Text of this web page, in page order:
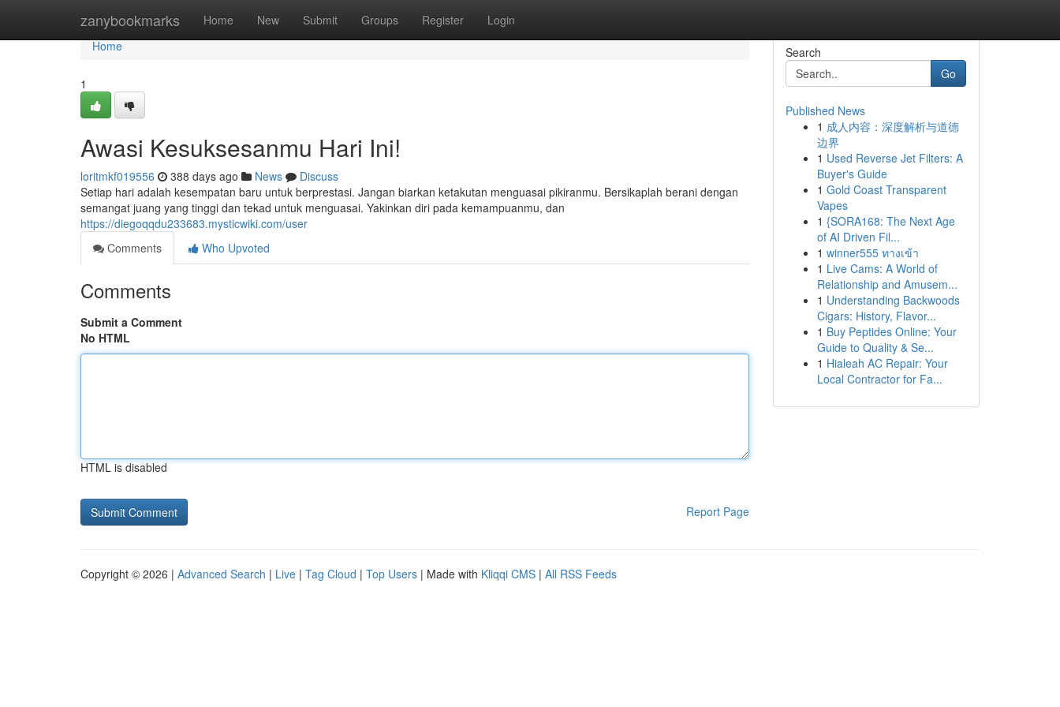
zanybookmarks Home New Submit Groups Register Login
Home
Home
1
Awasi Kesuksesanmu Hari Ini!
loritmkf019556 388 days ago News
Discuss
Setiap hari adalah kesempatan baru untuk berprestasi. Jangan biarkan ketakutan menguasai pikiranmu. Bersikaplah berani dengan
semangat juang yang tinggi dan tekad untuk menguasai. Yakinkan diri pada kemampuanmu, dan
https://diegoqqdu233683.mysticwiki.com/user
Comments
Who Upvoted
Comments
Submit a Comment
No HTML
HTML is disabled
Report Page
Search
Go
Published News
1 成人内容：深度解析与道德
边界
1 Used Reverse Jet Filters: A
Buyer's Guide
1 Gold Coast Transparent
Vapes
1 {SORA168: The Next Age
of AI Driven Fil...
1 winner555 ทางเข้า
1 Live Cams: A World of
Relationship and Amusem...
1 Understanding Backwoods
Cigars: History, Flavor...
1 Buy Peptides Online: Your
Guide to Quality & Se...
1 Hialeah AC Repair: Your
Local Contractor for Fa...
Copyright © 2026 | Advanced Search | Live | Tag Cloud | Top Users | Made with Kliqqi CMS | All RSS Feeds